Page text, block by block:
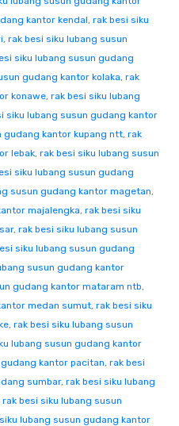
kantor kendal, rak besi siku
, rak besi siku lubang susun
siku lubang susun gudang
gudang kantor kolaka, rak
konawe, rak besi siku lubang
siku lubang susun gudang kantor
gudang kantor kupang ntt, rak
lebak, rak besi siku lubang susun
siku lubang susun gudang
susun gudang kantor magetan,
majalengka, rak besi siku
, rak besi siku lubang susun
siku lubang susun gudang
susun gudang kantor
gudang kantor mataram ntb,
medan sumut, rak besi siku
, rak besi siku lubang susun
lubang susun gudang kantor
kantor pacitan, rak besi
sumbar, rak besi siku lubang
rak besi siku lubang susun
lubang susun gudang kantor